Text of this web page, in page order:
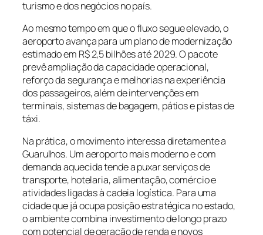
turismo e dos negócios no país.
Ao mesmo tempo em que o fluxo segue elevado, o
aeroporto avança para um plano de modernização
estimado em R$ 2,5 bilhões até 2029. O pacote
prevê ampliação da capacidade operacional,
reforço da segurança e melhorias na experiência
dos passageiros, além de intervenções em
terminais, sistemas de bagagem, pátios e pistas de
táxi.
Na prática, o movimento interessa diretamente a
Guarulhos. Um aeroporto mais moderno e com
demanda aquecida tende a puxar serviços de
transporte, hotelaria, alimentação, comércio e
atividades ligadas à cadeia logística. Para uma
cidade que já ocupa posição estratégica no estado,
o ambiente combina investimento de longo prazo
com potencial de geração de renda e novos